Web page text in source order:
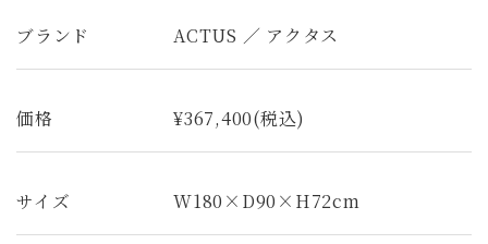
ブランド ACTUS ／ アクタス
価格 ¥367,400(税込)
サイズ W180×D90×H72cm